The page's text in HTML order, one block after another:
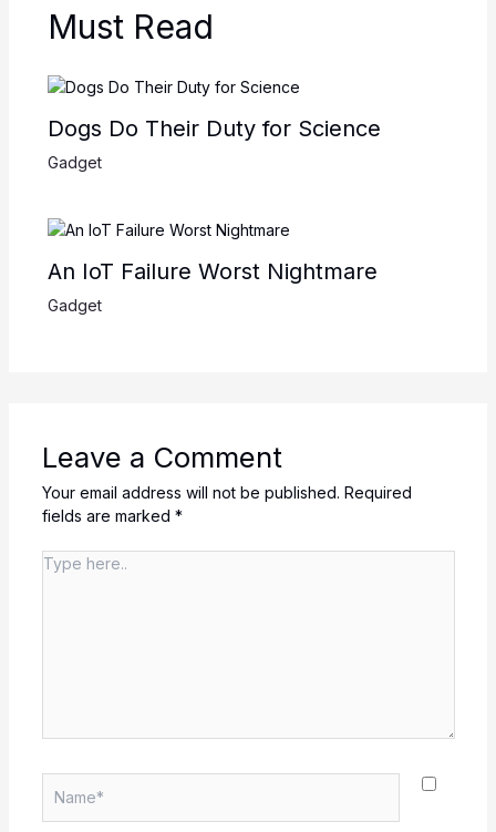
Must Read
Dogs Do Their Duty for Science
Gadget
An IoT Failure Worst Nightmare
Gadget
Leave a Comment
Your email address will not be published. Required
fields are marked *
Type